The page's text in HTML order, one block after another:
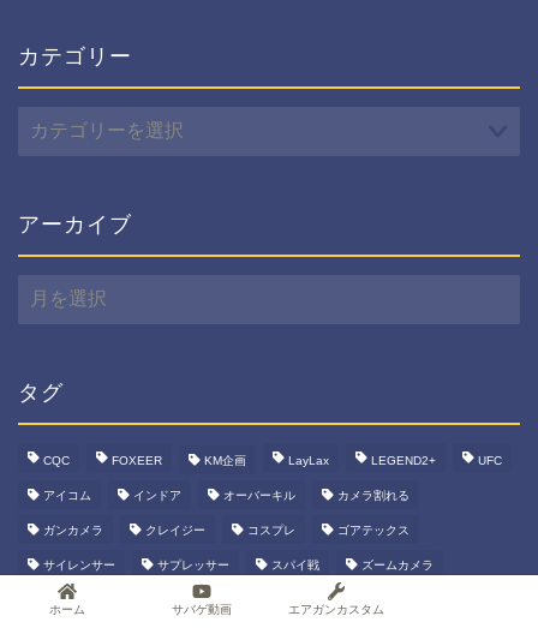
カテゴリー
テ
ー
アーカイブ
ー
ブ
タグ
CQC FOXEER KM企画 LayLax LEGEND2+ UFC
アイコム インドア オーバーキル カメラ割れる
ガンカメラ クレイジー コスプレ ゴアテックス
サイレンサー サプレッサー スパイ戦 ズームカメラ
タイオガブーツ タイオガブーツワイド トランシーバー
ホーム サバゲ動画 エアガンカスタム